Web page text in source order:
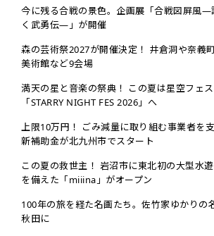
今に残る合戦の景色。企画展「合戦図屏風—
く武勇伝―」が開催
森の芸術祭2027が開催決定！ 井倉洞や奈義
美術館など9会場
満天の星と音楽の祭典！ この夏は星空フェス
「STARRY NIGHT FES 2026」へ
上限10万円！ ごみ減量に取り組む事業者を
新補助金が北九州市でスタート
この夏の救世主！ 岩沼市に東北初の大型水
を備えた「miiina」がオープン
100年の旅を経た名画たち。佐竹家ゆかりの
秋田に